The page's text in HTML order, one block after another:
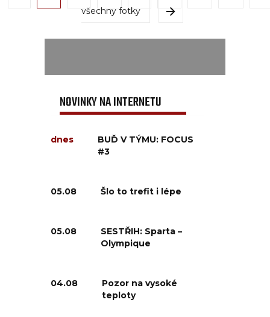
všechny fotky
NOVINKY NA INTERNETU
dnes
BUĎ V TÝMU: FOCUS
#3
05.08 Šlo to trefit i lépe
05.08
SESTŘIH: Sparta –
Olympique
04.08
Pozor na vysoké
teploty